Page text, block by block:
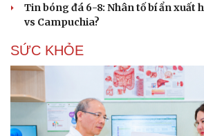
Du lịch
Tư vấn
check-in
Cửa sổ
Kể
Hạt
Tin bóng đá 6-8: Nhân tố bí ẩn xuất
vs Campuchia?
SỨC KHỎE